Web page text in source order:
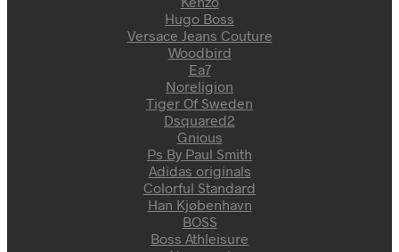
Hugo Boss
Versace Jeans Couture
Woodbird
Ea7
Noreligion
Tiger Of Sweden
Dsquared2
Gnious
Ps By Paul Smith
Adidas originals
Colorful Standard
Han Kjøbenhavn
BOSS
Boss Athleisure